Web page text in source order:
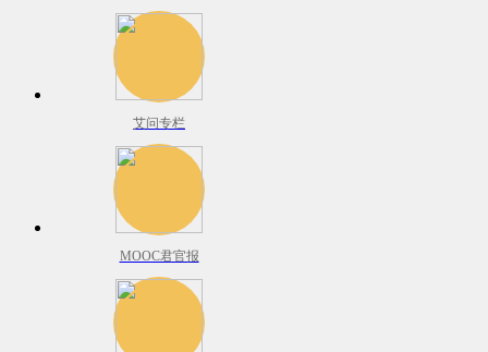
艾问专栏
MOOC君官报